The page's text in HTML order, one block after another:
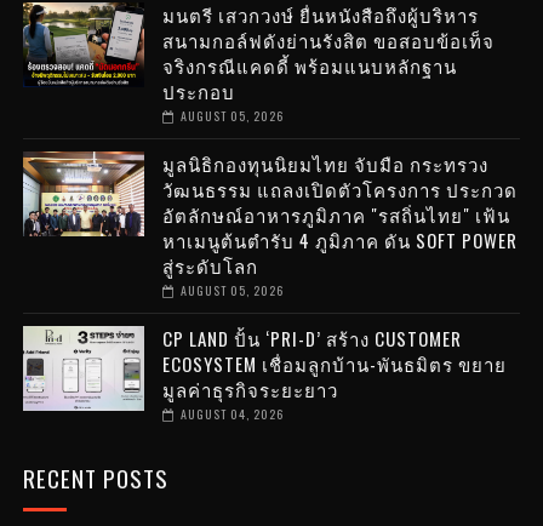
มนตรี เสวกวงษ์ ยื่นหนังสือถึงผู้บริหาร
สนามกอล์ฟดังย่านรังสิต ขอสอบข้อเท็จ
จริงกรณีแคดดี้ พร้อมแนบหลักฐาน
ประกอบ
AUGUST 05, 2026
มูลนิธิกองทุนนิยมไทย จับมือ กระทรวง
วัฒนธรรม แถลงเปิดตัวโครงการ ประกวด
อัตลักษณ์อาหารภูมิภาค "รสถิ่นไทย" เฟ้น
หาเมนูต้นตำรับ 4 ภูมิภาค ดัน SOFT POWER
สู่ระดับโลก
AUGUST 05, 2026
CP LAND ปั้น ‘PRI-D’ สร้าง CUSTOMER
ECOSYSTEM เชื่อมลูกบ้าน-พันธมิตร ขยาย
มูลค่าธุรกิจระยะยาว
AUGUST 04, 2026
RECENT POSTS